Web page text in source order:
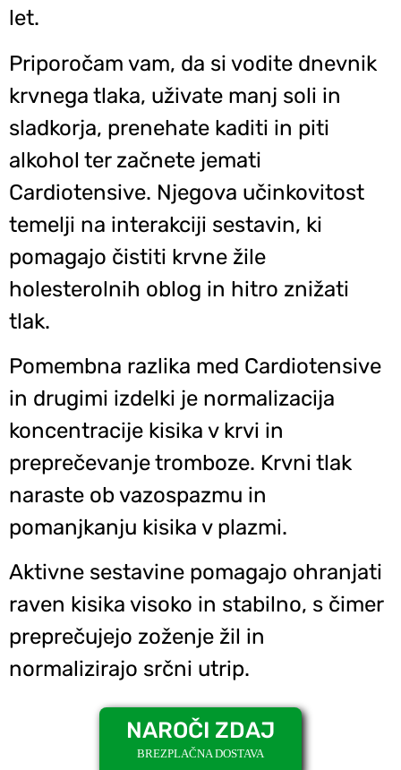
let.
Priporočam vam, da si vodite dnevnik
krvnega tlaka, uživate manj soli in
sladkorja, prenehate kaditi in piti
alkohol ter začnete jemati
Cardiotensive. Njegova učinkovitost
temelji na interakciji sestavin, ki
pomagajo čistiti krvne žile
holesterolnih oblog in hitro znižati
tlak.
Pomembna razlika med Cardiotensive
in drugimi izdelki je normalizacija
koncentracije kisika v krvi in
preprečevanje tromboze. Krvni tlak
naraste ob vazospazmu in
pomanjkanju kisika v plazmi.
Aktivne sestavine pomagajo ohranjati
raven kisika visoko in stabilno, s čimer
preprečujejo zoženje žil in
normalizirajo srčni utrip.
NAROČI ZDAJ
BREZPLAČNA DOSTAVA